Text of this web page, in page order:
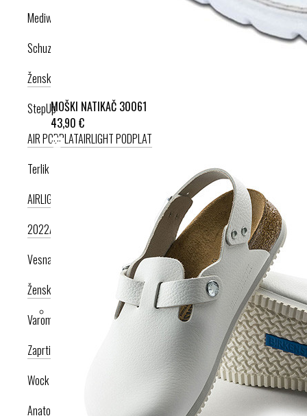
MOŠKI NATIKAČ 30061
43,90 €
Mediwalk
Schuzz
Ženska kolekcija
StepUp
AIR PODPLATAIRLIGHT PODPLAT
Terlik Sabo
AIRLIGHT PODPLAT II. NOVI
AIRLIGHT PODPLAT I. PRODUKT LETA
2022AIRLIGHT PODPLAT I. KRIŽNI PAŠČEKAIR PODPLAT
Vesna anatomic
Ženska kolekcija
Moška kolekcija
Varomed
Zaprti modeli
NogaviceDodatki
Wock
Anatomska obutev